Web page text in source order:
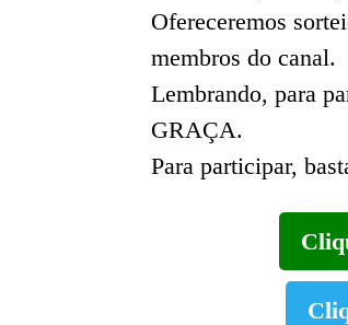
Ofereceremos
membros do canal.
Lembrando, para
GRAÇA.
Para participar,